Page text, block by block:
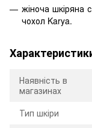
жіноча шкіряна
чохол Karya.
Наявність в
магазинах
Тип шкіри